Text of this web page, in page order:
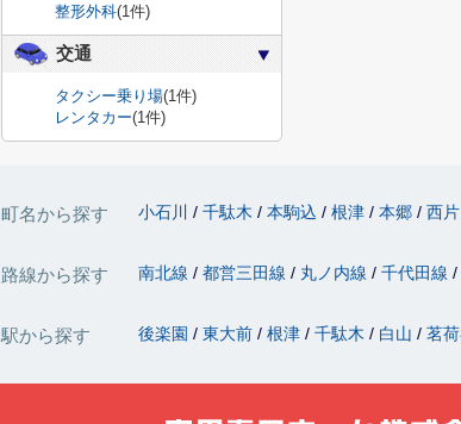
整形外科(1件)
交通
タクシー乗り場(1件)
レンタカー(1件)
町名から探す 小石川 千駄木 本駒込 根津 本郷 西片
路線から探す 南北線 都営三田線 丸ノ内線 千代田線
駅から探す 後楽園 東大前 根津 千駄木 白山 茗